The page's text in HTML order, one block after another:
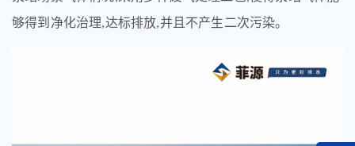
够得到净化治理,达标排放,并且不产生二次污染。